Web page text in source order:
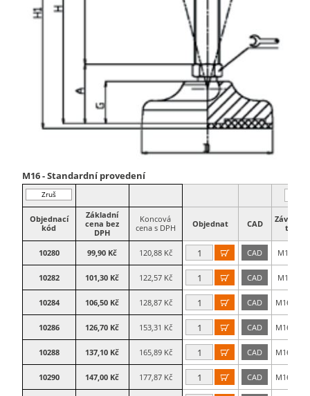
M16 - Standardní provedení
Zruš
filtr
Objednací
kód
Základní
cena bez
DPH
Koncová
cena s DPH
Objednat CAD
Závitová
tyč
10280 99,90 Kč 120,88 Kč  CAD M16×50
10282 101,30 Kč 122,57 Kč  CAD M16×75
10284 106,50 Kč 128,87 Kč  CAD M16×100
10286 126,70 Kč 153,31 Kč  CAD M16×125
10288 137,10 Kč 165,89 Kč  CAD M16×150
10290 147,00 Kč 177,87 Kč  CAD M16×175